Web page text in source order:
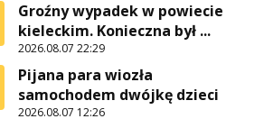
Groźny wypadek w powiecie
kieleckim. Konieczna był ...
2026.08.07 22:29
Pijana para wiozła
samochodem dwójkę dzieci
2026.08.07 12:26